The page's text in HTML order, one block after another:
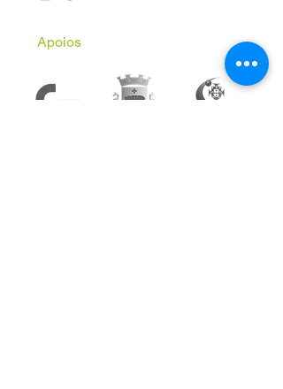
Apoios